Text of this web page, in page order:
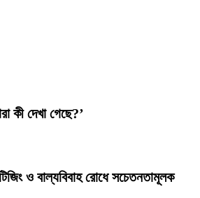
কী দেখা গেছে?’
ও বাল্যবিবাহ রোধে সচেতনতামূলক